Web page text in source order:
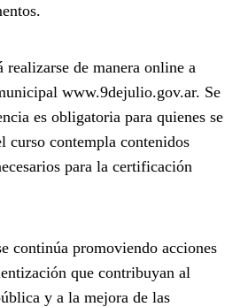
de manera online a
www.9dejulio.gov.ar. Se
es obligatoria para quienes se
curso contempla contenidos
para la certificación
continúa promoviendo acciones
que contribuyan al
y a la mejora de las